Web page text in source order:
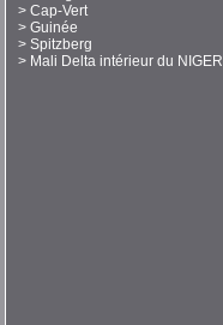
> Cap-Vert
> Guinée
> Spitzberg
> Mali Delta intérieur du NIGER